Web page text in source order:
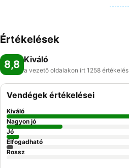
Értékelések
8,8 Kiváló
a vezető oldalakon írt 1258 értékelés
Vendégek értékelései
Kiváló
Nagyon jó
Jó
Elfogadható
Rossz